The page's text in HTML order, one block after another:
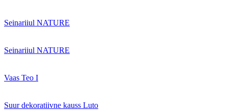
Seinariiul NATURE
Seinariiul NATURE
Vaas Teo I
Suur dekoratiivne kauss Luto